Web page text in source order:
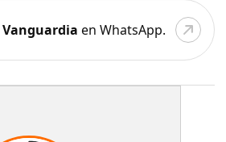
Vanguardia en WhatsApp.